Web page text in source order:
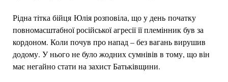
Рідна тітка бійця Юлія розповіла, що у день початку
повномасштабної російської агресії її племінник був за
кордоном. Коли почув про напад – без вагань вирушив
додому. У нього не було жодних сумнівів в тому, що він
має негайно стати на захист Батьківщини.